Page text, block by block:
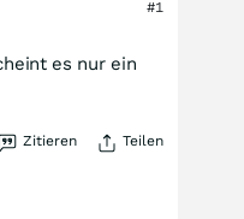
#1
es nur ein
Zitieren Teilen